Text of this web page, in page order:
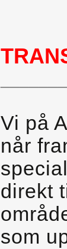
Vi på
når
direkt
som